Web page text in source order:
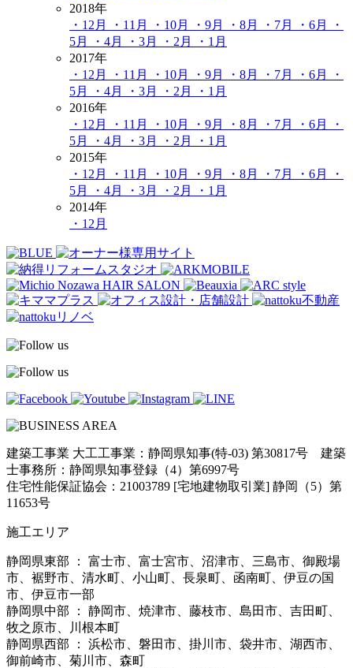
2018年
・12月
・11月 ・10月 ・9月 ・8月 ・7月 ・6月
・
5月
・4月 ・3月 ・2月
・1月
2017年
・12月
・11月 ・10月 ・9月 ・8月 ・7月 ・6月
・
5月
・4月 ・3月 ・2月
・1月
2016年
・12月
・11月 ・10月 ・9月 ・8月 ・7月 ・6月
・
5月
・4月 ・3月 ・2月
・1月
2015年
・12月
・11月 ・10月 ・9月 ・8月 ・7月 ・6月
・
5月
・4月 ・3月 ・2月
・1月
2014年
・12月
建築工事業 大工工事業：静岡県知事(特-03) 第30817号 建築
士事務所：静岡県知事登録（4）第6997号
住宅性能保証協会：21003789 [宅地建物取引業] 静岡（5）第
11653号
施工エリア
静岡県東部 ： 富士市、富士宮市、沼津市、三島市、御殿場
市、裾野市、清水町、小山町、長泉町、函南町、伊豆の国
市、伊豆市一部
静岡県中部 ： 静岡市、焼津市、藤枝市、島田市、吉田町、
牧之原市、川根本町
静岡県西部 ： 浜松市、磐田市、掛川市、袋井市、湖西市、
御前崎市、菊川市、森町